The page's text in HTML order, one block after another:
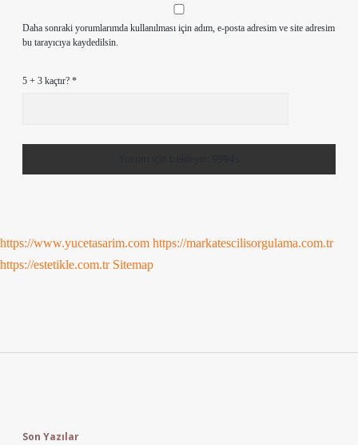
Daha sonraki yorumlarımda kullanılması için adım, e-posta adresim ve site adresim
bu tarayıcıya kaydedilsin.
5 + 3 kaçtır? *
https://www.yucetasarim.com https://markatescilisorgulama.com.tr
https://estetikle.com.tr Sitemap
Son Yazılar